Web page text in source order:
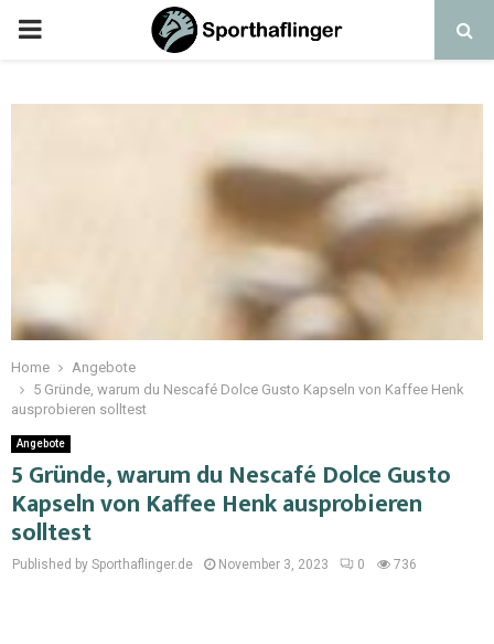
Home
Angebote
5 Gründe, warum du Nescafé Dolce Gusto Kapseln von Kaffee Henk
ausprobieren solltest
Angebote
5 Gründe, warum du Nescafé Dolce Gusto
Kapseln von Kaffee Henk ausprobieren
solltest
Published by Sporthaflinger.de November 3, 2023 0 736